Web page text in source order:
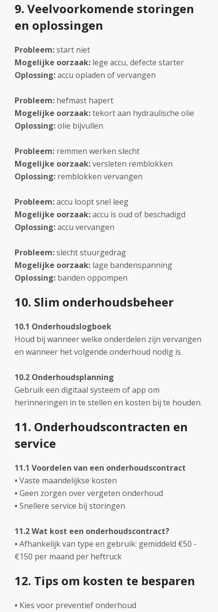
9. Veelvoorkomende storingen
en oplossingen
Probleem:start niet
Mogelijke oorzaak: lege accu, defecte starter
Oplossing:accu opladen of vervangen
Probleem: hefmast hapert
Mogelijke oorzaak:tekort aan hydraulische olie
Oplossing:olie bijvullen
Probleem: remmen werken slecht
Mogelijke oorzaak:versleten remblokken
Oplossing: remblokken vervangen
Probleem:accu loopt snel leeg
Mogelijke oorzaak:accu is oud of beschadigd
Oplossing:accu vervangen
Probleem:slecht stuurgedrag
Mogelijke oorzaak: lage bandenspanning
Oplossing: banden oppompen
10. Slim onderhoudsbeheer
10.1 Onderhoudslogboek
Houd bij wanneer welke onderdelen zijn vervangen
en wanneer het volgende onderhoud nodig is.
10.2 Onderhoudsplanning
Gebruik een digitaal systeem of app om
herinneringen in te stellen en kosten bij te houden.
11. Onderhoudscontracten en
service
11.1 Voordelen van een onderhoudscontract
• Vaste maandelijkse kosten
• Geen zorgen over vergeten onderhoud
• Snellere service bij storingen
11.2 Wat kost een onderhoudscontract?
• Afhankelijk van type en gebruik: gemiddeld €50 -
€150 per maand per heftruck
12. Tips om kosten te besparen
• Kies voor preventief onderhoud